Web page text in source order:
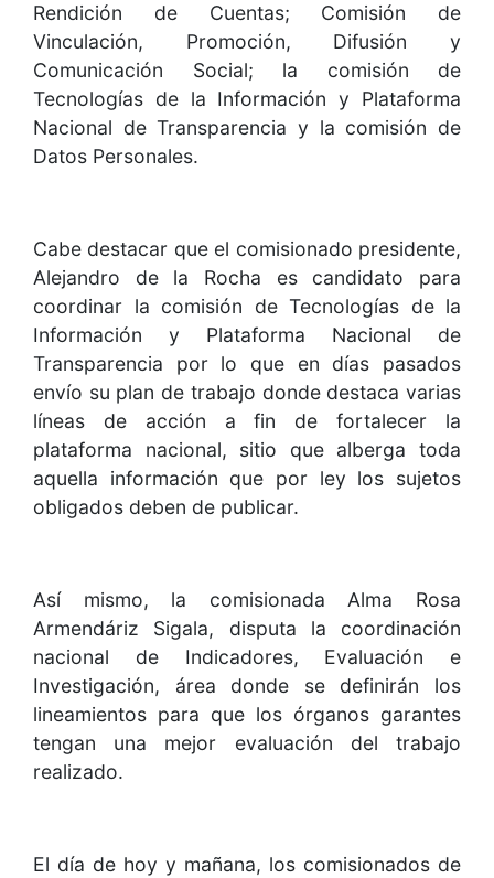
Rendición de Cuentas; Comisión de
Vinculación, Promoción, Difusión y
Comunicación Social; la comisión de
Tecnologías de la Información y Plataforma
Nacional de Transparencia y la comisión de
Datos Personales.
Cabe destacar que el comisionado presidente,
Alejandro de la Rocha es candidato para
coordinar la comisión de Tecnologías de la
Información y Plataforma Nacional de
Transparencia por lo que en días pasados
envío su plan de trabajo donde destaca varias
líneas de acción a fin de fortalecer la
plataforma nacional, sitio que alberga toda
aquella información que por ley los sujetos
obligados deben de publicar.
Así mismo, la comisionada Alma Rosa
Armendáriz Sigala, disputa la coordinación
nacional de Indicadores, Evaluación e
Investigación, área donde se definirán los
lineamientos para que los órganos garantes
tengan una mejor evaluación del trabajo
realizado.
El día de hoy y mañana, los comisionados de